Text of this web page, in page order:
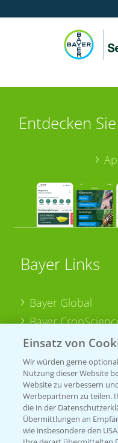
Entdecken
Bayer Links
Bayer Global
Bayer
Bayer Karriere
Bayer
Bayer
Presse
Vegetables
Einsatz von
Wir würden gerne
Nutzung dieser Website
Website zu verbessern
Werbepartnern zu teilen.
die in der
Übermittlungen an
wie insbesondere den